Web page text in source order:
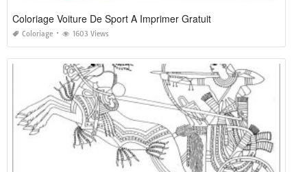
Coloriage Voiture De Sport A Imprimer Gratuit
Coloriage 1603 Views